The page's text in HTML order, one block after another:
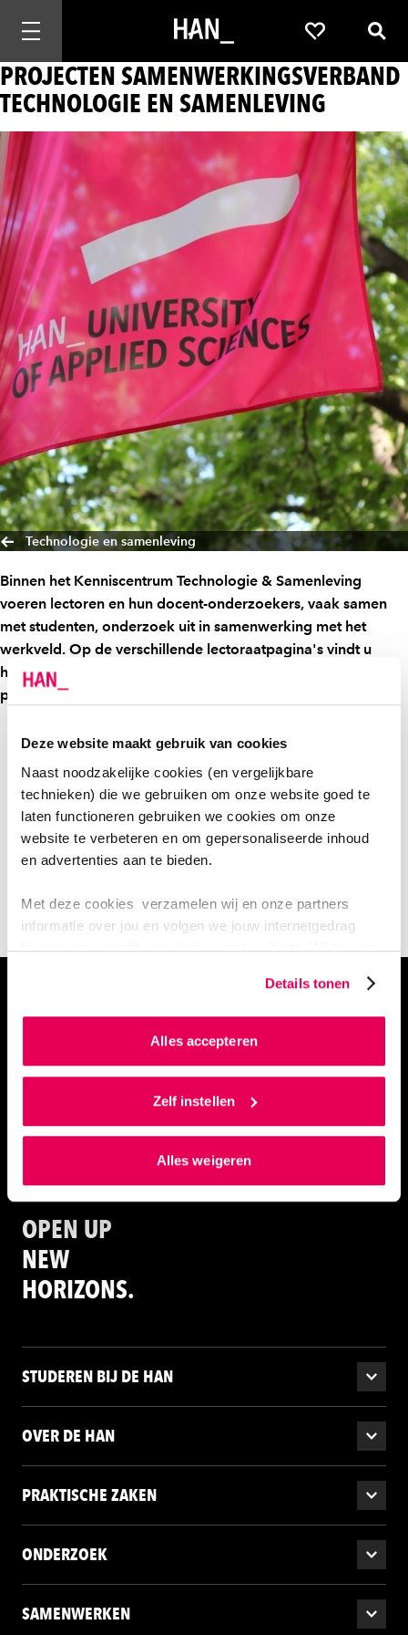
Deze website maakt gebruik van cookies
Naast noodzakelijke cookies (en vergelijkbare
technieken) die we gebruiken om onze website goed te
laten functioneren gebruiken we cookies om onze
website te verbeteren en om gepersonaliseerde inhoud
en advertenties aan te bieden.
Met deze cookies verzamelen wij en onze partners
informatie over jou en volgen we jouw internetgedrag
binnen, en mogelijk ook buiten onze website. Wij bouwen
website en communicatie aan op jouw voorkeuren. Ook
kunnen we zo gerichte advertenties laten zien op basis
van jouw internetgedrag.
Als je op ‘Alles accepteren’ klikt dan geef je ons
toestemming om cookies voor social media en
gepersonaliseerde advertenties te plaatsen. Lees
cookiestatement. Via ‘Zelf instellen’ kun je ook zelf
instellen welke cookies we plaatsen. Je kunt je
onscookiestatement
Details tonen
Alles accepteren
Zelf instellen
Alles weigeren
Mobiele navigatie openen Favorieten
PROJECTEN SAMENWERKINGSVERBAND
TECHNOLOGIE EN SAMENLEVING
Technologie en samenleving
Binnen het Kenniscentrum Technologie & Samenleving
voeren lectoren en hun docent-onderzoekers, vaak samen
met studenten, onderzoek uit in samenwerking met het
werkveld. Op de verschillende lectoraatpagina's vindt u
hierover meer informatie. Hier vindt u een selectie van
projecten waaraan momenteel wordt gewerkt.
E-BIG: HAN onderzoekt
energiebesparing in eigen gebouw
Strategische productinnovatie in
het mkb
OPEN UP
NEW
HORIZONS.
STUDEREN BIJ DE HAN
OVER DE HAN
PRAKTISCHE ZAKEN
ONDERZOEK
SAMENWERKEN